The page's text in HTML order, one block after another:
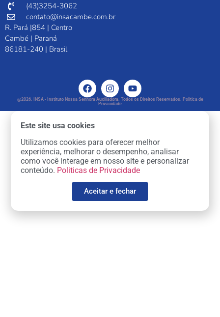
(43)3254-3062
contato@insacambe.com.br
R. Pará |854 | Centro
Cambé | Paraná
86181-240 | Brasil
@2026. INSA - Instituto Nossa Senhora Auxiliadora. Todos os Direitos Reservados. Política de
Privacidade
Este site usa cookies
Utilizamos cookies para oferecer melhor
experiência, melhorar o desempenho, analisar
como você interage em nosso site e personalizar
conteúdo. Politicas de Privacidade
Aceitar e fechar